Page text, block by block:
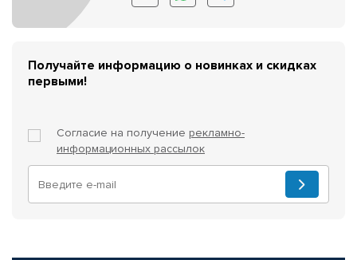
Получайте информацию о новинках и скидках
первыми!
Согласие на получение рекламно-
информационных рассылок